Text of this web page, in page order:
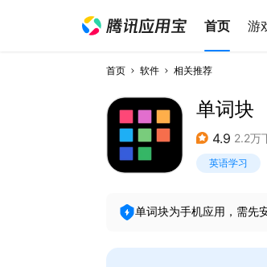
首页 游
首页 软件 相关推荐
单词块
4.9 2.2万
英语学习
单词块为手机应用，需先